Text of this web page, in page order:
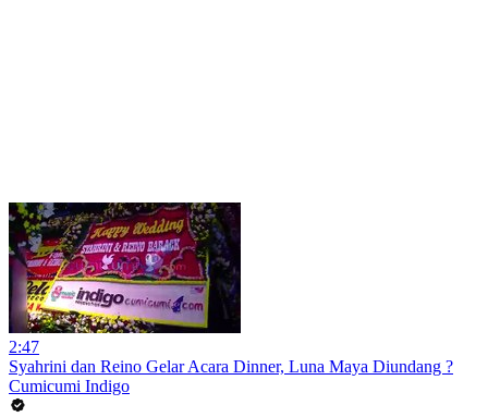
2:47
Syahrini dan Reino Gelar Acara Dinner, Luna Maya Diundang ?
Cumicumi Indigo